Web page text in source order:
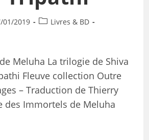
01/2019
Livres & BD
Meluha La trilogie de Shiva
Fleuve collection Outre
– Traduction de Thierry
des Immortels de Meluha